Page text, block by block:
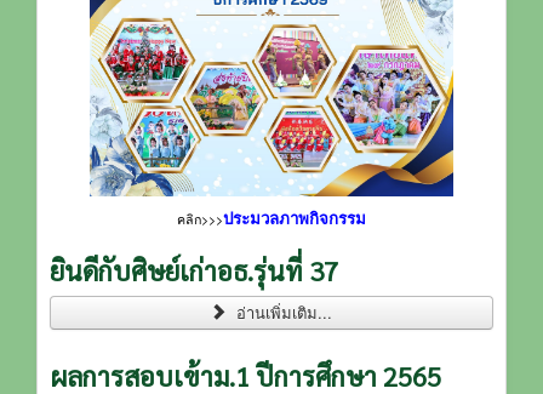
คลิก>>>ประมวลภาพกิจกรรม
ยินดีกับศิษย์เก่าอธ.รุ่นที่ 37
อ่านเพิ่มเติม...
ผลการสอบเข้าม.1 ปีการศึกษา 2565